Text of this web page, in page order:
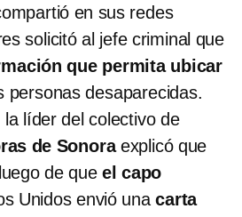
en sus redes
solicitó al jefe criminal que
que permita ubicar
personas desaparecidas.
líder del colectivo de
de Sonoraexplicó que
de queel capo
Unidos envió unacarta